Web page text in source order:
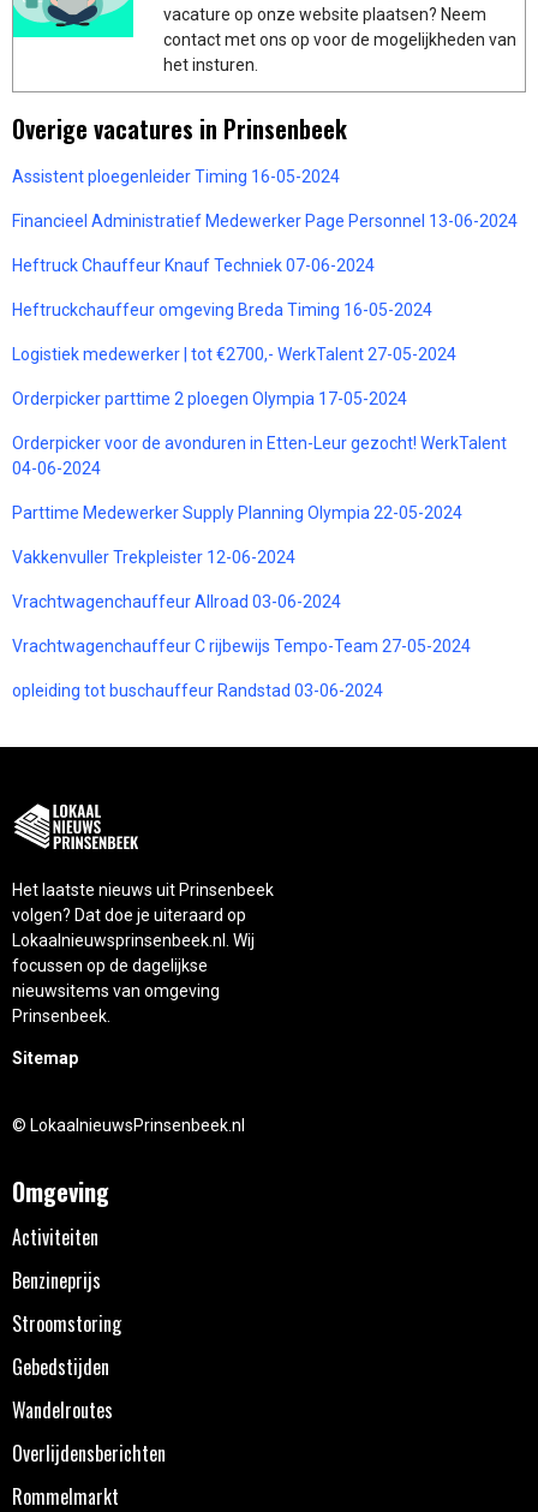
vacature op onze website plaatsen? Neem
contact met ons op voor de mogelijkheden van
het insturen.
Overige vacatures in Prinsenbeek
Assistent ploegenleider Timing 16-05-2024
Financieel Administratief Medewerker Page Personnel 13-06-2024
Heftruck Chauffeur Knauf Techniek 07-06-2024
Heftruckchauffeur omgeving Breda Timing 16-05-2024
Logistiek medewerker | tot €2700,- WerkTalent 27-05-2024
Orderpicker parttime 2 ploegen Olympia 17-05-2024
Orderpicker voor de avonduren in Etten-Leur gezocht! WerkTalent
04-06-2024
Parttime Medewerker Supply Planning Olympia 22-05-2024
Vakkenvuller Trekpleister 12-06-2024
Vrachtwagenchauffeur Allroad 03-06-2024
Vrachtwagenchauffeur C rijbewijs Tempo-Team 27-05-2024
opleiding tot buschauffeur Randstad 03-06-2024
Het laatste nieuws uit Prinsenbeek
volgen? Dat doe je uiteraard op
Lokaalnieuwsprinsenbeek.nl. Wij
focussen op de dagelijkse
nieuwsitems van omgeving
Prinsenbeek.
Sitemap
© LokaalnieuwsPrinsenbeek.nl
Omgeving
Activiteiten
Benzineprijs
Stroomstoring
Gebedstijden
Wandelroutes
Overlijdensberichten
Rommelmarkt